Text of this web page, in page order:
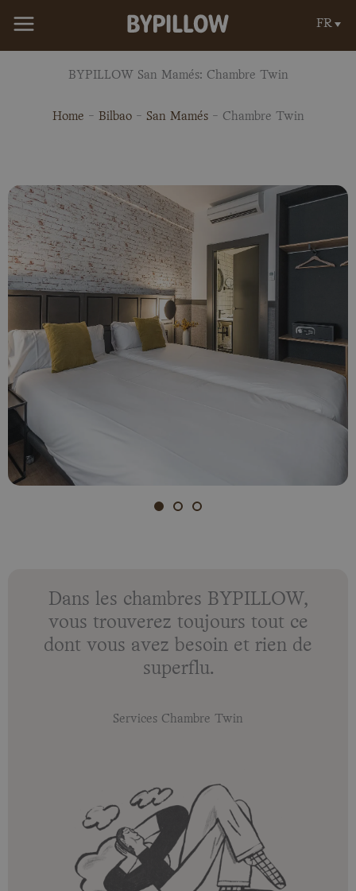
FR
BYPILLOW San Mamés: Chambre Twin
Home - Bilbao- San Mamés- Chambre Twin
Dans les chambres BYPILLOW,
vous trouverez toujours tout ce
dont vous avez besoin et rien de
superflu.
Services Chambre Twin